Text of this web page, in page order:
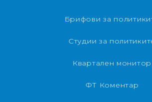
Брифови за
Студии за
Квартален монитор
ФТ Коментар